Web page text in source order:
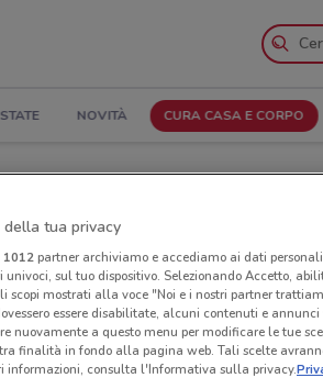
NOVITÀ CURA CASA E CORPO
apertura e Indirizzi
Negozi Milano Home a Stezzano
della tua privacy
1012partner archiviamo e accediamo ai dati
sul tuo dispositivo. Selezionando Accetto,
scopi mostrati alla voce "Noi e i nostri partner
essere disabilitate, alcuni contenuti e
nuovamente a questo menu per modificare le tue
finalità in fondo alla pagina web. Tali scelte
informazioni, consulta l'Informativa sulla privacy.